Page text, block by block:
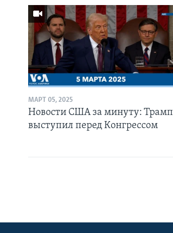
МАРТ 05, 2025
Новости США за минуту: Трамп
выступил перед Конгрессом